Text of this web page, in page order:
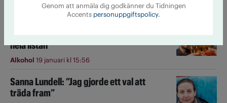
1 april 2025 kl 07:51
Länderna som dricker mest i Europa –
hela listan
Alkohol 19 januari kl 15:56
Sanna Lundell: ”Jag gjorde ett val att
träda fram”
Genom att anmäla dig godkänner du Tidningen
Accents personuppgiftspolicy.